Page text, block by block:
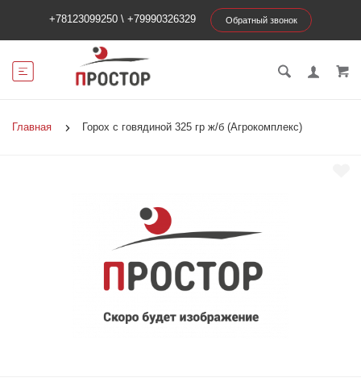
+78123099250 \ +79990326329 Обратный звонок
Главная Горох с говядиной 325 гр ж/б (Агрокомплекс)